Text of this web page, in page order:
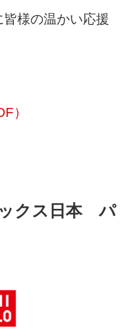
様の温かい応援
）
クス日本 パ